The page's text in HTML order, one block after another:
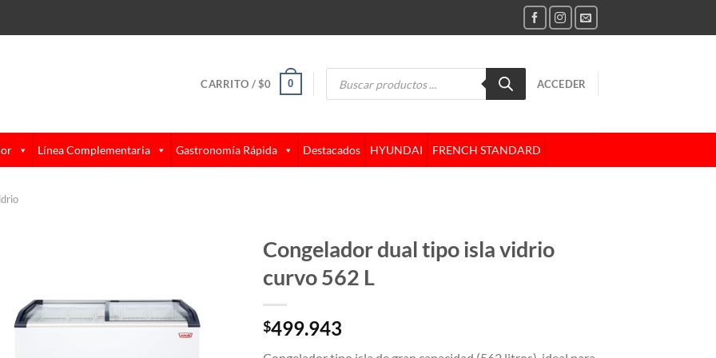
CARRITO /$0 0
Búsqueda
ACCEDER
Línea Complementaria Gastronomía Rápida Destacados HYUNDAI FRENCH STANDARD
Congelador dual tipo isla vidrio
curvo 562 L
$499.943